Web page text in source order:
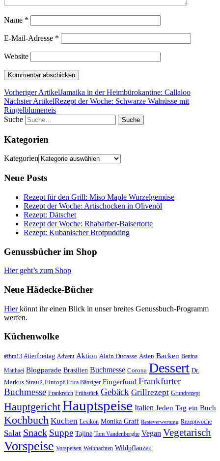
Name *
E-Mail-Adresse *
Website
Vorheriger ArtikelJamaika in der Heimbürokantine: Callaloo
Nächster ArtikelRezept der Woche: Schwarze Walnüsse mit
Ringelblumeneis
Suche
Kategorien
Kategorien
Neue Posts
Rezept für den Grill: Miso Maple Wurzelgemüse
Rezept der Woche: Artischocken in Olivenöl
Rezept: Dätschet
Rezept der Woche: Rhabarber-Baisertorte
Rezept: Kubanischer Brotpudding
Genussbücher im Shop
Hier geht’s zum Shop
Neue Hädecke-Bücher
Hierkönnt ihr einen Blick in unser breites Genussbuch-Programm
werfen.
Küchenwolke
#fbm13 #tierfreitag Advent Aktion Alain Ducasse Asien Backen Bettina
Matthaei Blogparade Brasilien Buchmesse Corona Dessert Dr.
Markus Strauß Eintopf Erica Bänziger Fingerfood Frankfurter
Buchmesse Frankreich Frühstück Gebäck Grillrezept Grundrezept
HauptgerichtHauptspeise Italien Jeden Tag ein Buch
Kochbuch Kuchen Lexikon Monika Graff Resteverwertung Rezeptwoche
Salat Snack Suppe Tajine Tom Vandenberghe Vegan Vegetarisch
Vorspeise Vorspeisen Weihnachten Wildpflanzen